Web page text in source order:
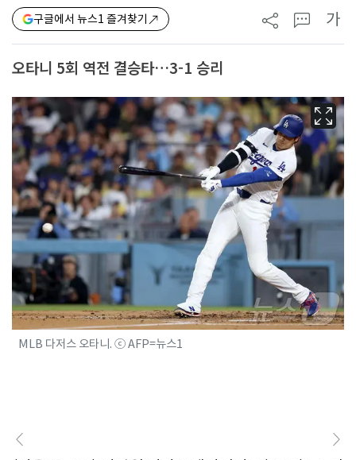
구글에서 뉴스1 즐겨찾기 가
오타니 5회 역전 결승타…3-1 승리
MLB 다저스 오타니. ⓒ AFP=뉴스1